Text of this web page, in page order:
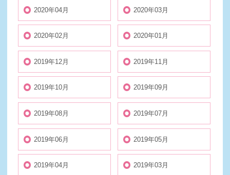
2020年04月 2020年03月
2020年02月 2020年01月
2019年12月 2019年11月
2019年10月 2019年09月
2019年08月 2019年07月
2019年06月 2019年05月
2019年04月 2019年03月